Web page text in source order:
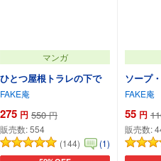
マンガ
ひとつ屋根トラレの下で
FAKE庵
275 円 550 円
販売数:554
(144)
(1)
ソープ
FAKE庵
55 円
販売数: